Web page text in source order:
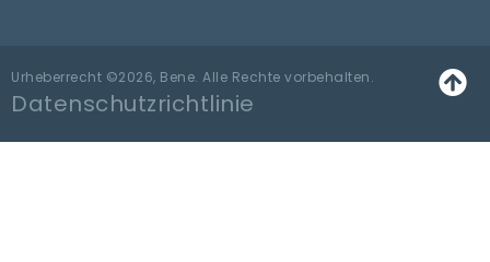
Urheberrecht ©2026, Bene. Alle Rechte vorbehalten.
Datenschutzrichtlinie